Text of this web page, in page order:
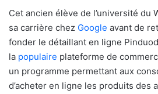
Cet ancien élève de l’université du
sa carrière chez Google avant de
fonder le détaillant en ligne
la populaire plateforme de
un programme permettant aux
d’acheter en ligne les produits des